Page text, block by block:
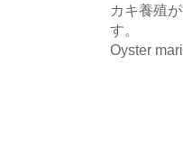
カキ養殖
す。
Oyster